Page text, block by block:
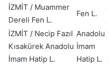
İZMİT / Muammer
Dereli Fen L.
Fen L.
İZMİT / Necip Fazıl
Kısakürek Anadolu
İmam Hatip L.
Anadolu
İmam
Hatip L.